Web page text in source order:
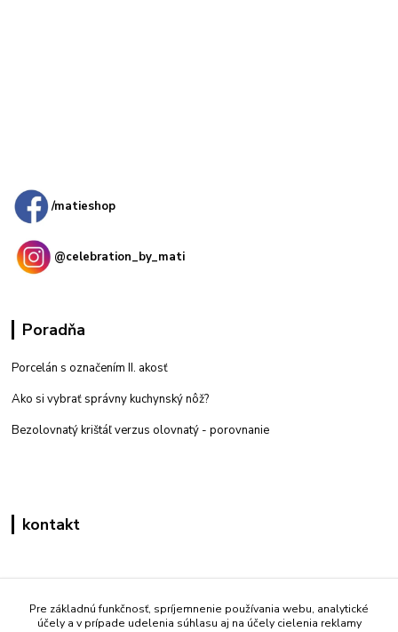
/matieshop
@celebration_by_mati
Poradňa
Porcelán s označením II. akosť
Ako si vybrať správny kuchynský nôž?
Bezolovnatý krištáľ verzus olovnatý - porovnanie
kontakt
+421 908 861 051
(Po - Pia 7:30-15:30)
Pre základnú funkčnosť, spríjemnenie používania webu, analytické
účely a v prípade udelenia súhlasu aj na účely cielenia reklamy